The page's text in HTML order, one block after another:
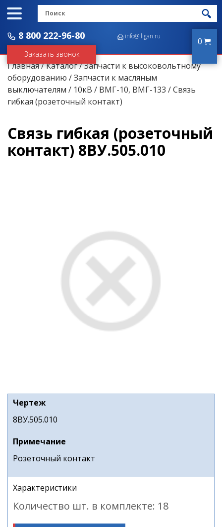
8 800 222-96-80
Заказать звонок
info@iligan.ru 0
Главная/Каталог/Запчасти к высоковольтному
оборудованию /Запчасти к масляным
выключателям / 10кВ / ВМГ-10, ВМГ-133 / Связь
гибкая (розеточный контакт)
Связь гибкая (розеточный
контакт) 8ВУ.505.010
Чертеж
8ВУ.505.010
Примечание
Розеточный контакт
Характеристики
Количество шт. в комплекте: 18